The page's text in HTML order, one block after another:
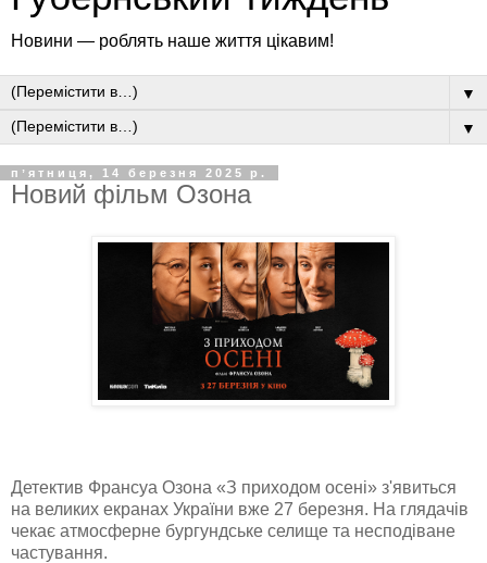
Новини — роблять наше життя цікавим!
▼
▼
пʼятниця, 14 березня 2025 р.
Новий фільм Озона
Детектив Франсуа Озона «З приходом осені» з'явиться
на великих екранах України вже 27 березня. На глядачів
чекає атмосферне бургундське селище та несподіване
частування.